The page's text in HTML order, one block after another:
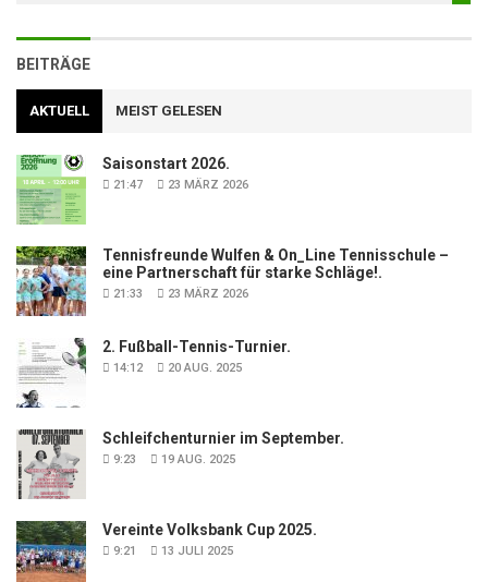
BEITRÄGE
AKTUELL MEIST GELESEN
Saisonstart 2026.
21:47 23 MÄRZ 2026
Tennisfreunde Wulfen & On_Line Tennisschule –
eine Partnerschaft für starke Schläge!.
21:33 23 MÄRZ 2026
2. Fußball-Tennis-Turnier.
14:12 20 AUG. 2025
Schleifchenturnier im September.
9:23 19 AUG. 2025
Vereinte Volksbank Cup 2025.
9:21 13 JULI 2025